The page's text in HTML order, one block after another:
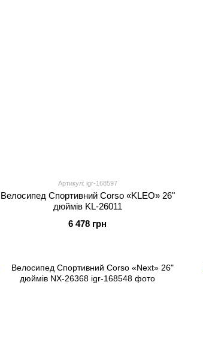
Артикул: igr-168597
Велосипед Спортивний Corso «KLEO» 26"
дюймів KL-26011
6 478 грн